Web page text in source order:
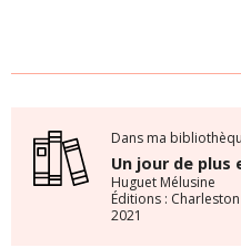
Dans ma
Un jour de plus
Huguet Mélusine
Éditions : Charleston
2021